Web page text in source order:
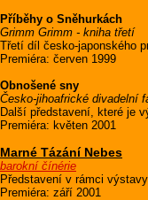
Příběhy o Sněhurkách
Grimm Grimm - kniha třetí
Třetí díl česko-japonského
Premiéra: červen 1999
Obnošené sny
Česko-jihoafrické divadelní
Další představení, které je
Premiéra: květen 2001
Marné Tázání Nebes
barokní čínérie
Představení v rámci
Premiéra: září 2001